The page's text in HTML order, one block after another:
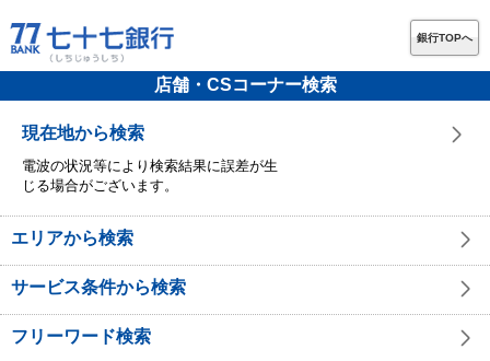
銀行TOPへ
店舗・CSコーナー検索
現在地から検索
電波の状況等により検索結果に誤差が生
じる場合がございます。
エリアから検索
サービス条件から検索
フリーワード検索